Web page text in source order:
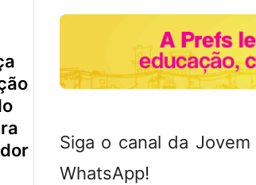
Siga o canal da
WhatsApp!